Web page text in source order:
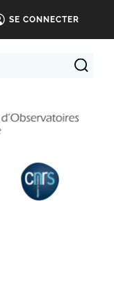
SE CONNECTER